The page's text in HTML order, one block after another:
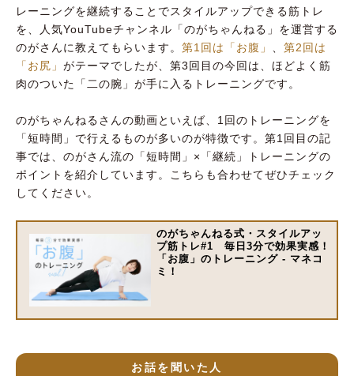
レーニングを継続することでスタイルアップできる筋トレ
を、人気YouTubeチャンネル「のがちゃんねる」を運営する
のがさんに教えてもらいます。 第1回は「お腹」
第2回は
「お尻」 がテーマでしたが、第3回目の今回は、ほどよく筋
肉のついた「二の腕」が手に入るトレーニングです。
のがちゃんねるさんの動画といえば、1回のトレーニングを
「短時間」で行えるものが多いのが特徴です。第1回目の記
事では、のがさん流の「短時間」×「継続」トレーニングの
ポイントを紹介しています。こちらも合わせてぜひチェック
してください。
のがちゃんねる式・スタイルアッ
プ筋トレ#1 毎日3分で効果実感！
「お腹」のトレーニング - マネコ
ミ！
お話を聞いた人